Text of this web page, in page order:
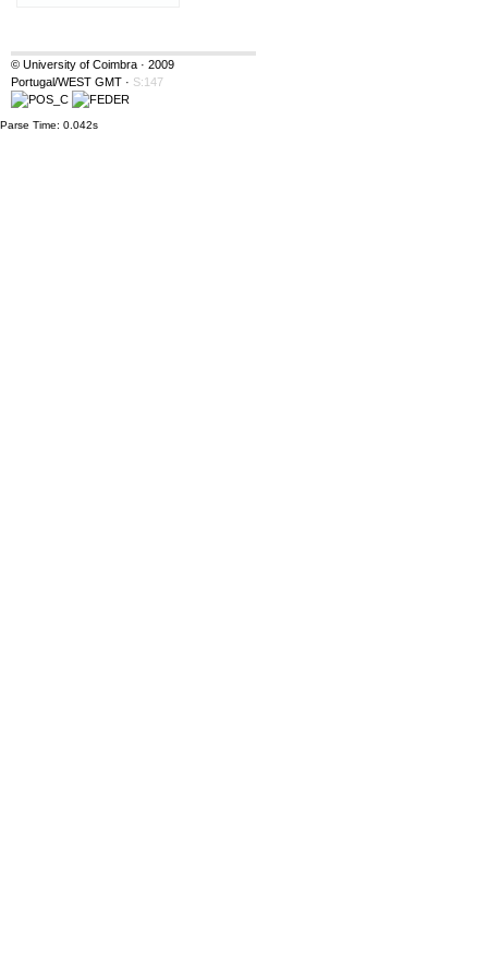
© University of Coimbra · 2009
Portugal/WEST GMT · S:147
Parse Time: 0.042s